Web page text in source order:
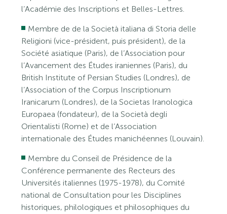
l’Académie des Inscriptions et Belles-Lettres.
Membre de de la Società italiana di Storia delle
Religioni (vice-président, puis président), de la
Société asiatique (Paris), de l’Association pour
l’Avancement des Études iraniennes (Paris), du
British Institute of Persian Studies (Londres), de
l’Association of the Corpus Inscriptionum
Iranicarum (Londres), de la Societas Iranologica
Europaea (fondateur), de la Società degli
Orientalisti (Rome) et de l’Association
internationale des Études manichéennes (Louvain).
Membre du Conseil de Présidence de la
Conférence permanente des Recteurs des
Universités italiennes (1975-1978), du Comité
national de Consultation pour les Disciplines
historiques, philologiques et philosophiques du